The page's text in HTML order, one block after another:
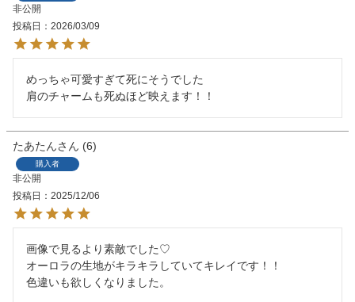
非公開
投稿日
2026/03/09
めっちゃ可愛すぎて死にそうでした
肩のチャームも死ぬほど映えます！！
たあたん 6
購入者
非公開
投稿日
2025/12/06
画像で見るより素敵でした♡
オーロラの生地がキラキラしていてキレイです！！
色違いも欲しくなりました。